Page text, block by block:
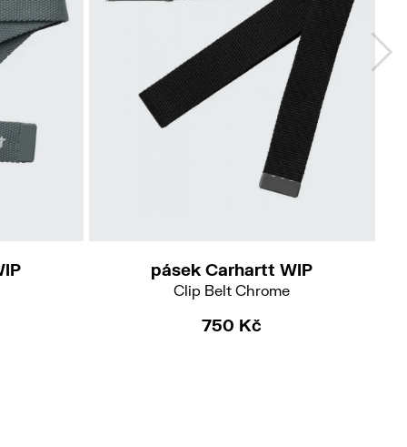
pásek Carhartt WIP
Clip Belt Chrome
750 Kč